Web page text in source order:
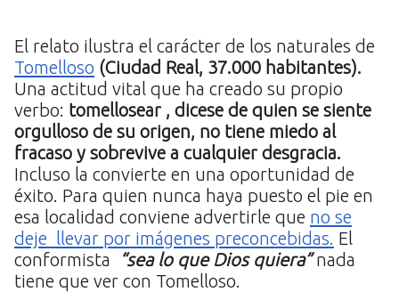
El relato ilustra el carácter de los naturales de
Tomelloso (Ciudad Real, 37.000 habitantes).
Una actitud vital que ha creado su propio
verbo: tomellosear , dicese de quien se siente
orgulloso de su origen, no tiene miedo al
fracaso y sobrevive a cualquier desgracia.
Incluso la convierte en una oportunidad de
éxito. Para quien nunca haya puesto el pie en
esa localidad conviene advertirle que no se
deje llevar por imágenes preconcebidas. El
conformista
“sea lo que Dios quiera”nada
tiene que ver con Tomelloso.